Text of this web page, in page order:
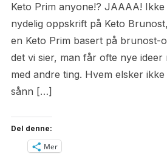
Keto Prim anyone!? JAAAA!
nydelig oppskrift på Keto
en Keto Prim basert på brunost-
det vi sier, man får ofte nye ideer
med andre ting. Hvem elsker
sånn […]
Del denne:
Mer